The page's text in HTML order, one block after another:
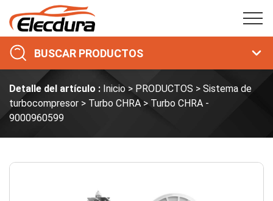
BUSCAR PRODUCTOS
Detalle del artículo : Inicio PRODUCTOS
Sistema de
turbocompresor
Turbo CHRA
Turbo CHRA -
9000960599